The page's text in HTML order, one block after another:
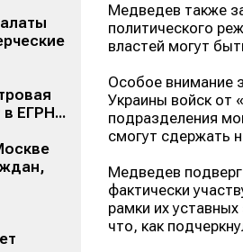
Медведев также
политического
властей могут
Особое внимание
Украины войск от
подразделения
смогут сдержать
Медведев
фактически
рамки их
что, как
ЕГРН...